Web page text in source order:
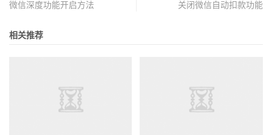
微信深度功能开启方法
关闭微信自动扣款功能
相关推荐